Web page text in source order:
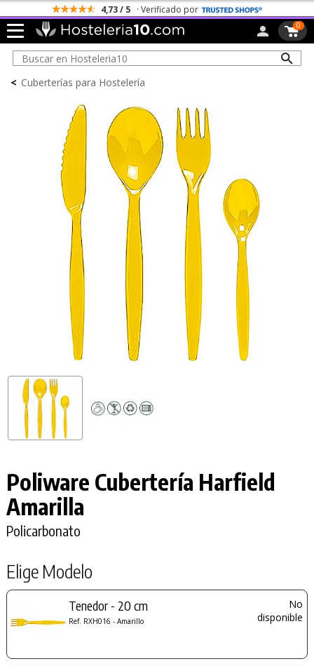
4,73 / 5 · Verificado por
0
< Cuberterías para Hostelería
Poliware Cubertería Harfield
Amarilla
Policarbonato
Elige Modelo
Tenedor - 20 cm
Ref. RXH016 - Amarillo
No
disponible